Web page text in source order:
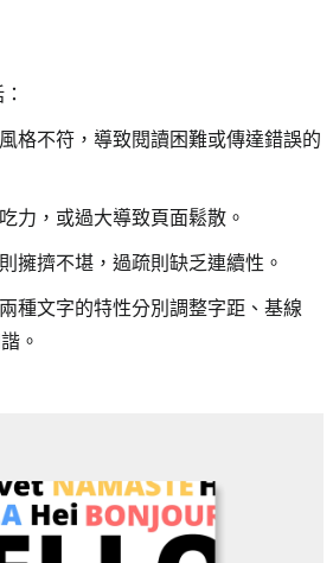
格不符，導致閱讀困難或傳達錯誤的
力，或過大導致頁面鬆散。
擁擠不堪，過疏則缺乏連續性。
種文字的特性分別調整字距、基線
。